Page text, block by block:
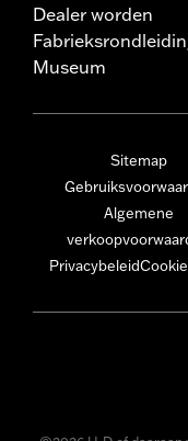
Dealer worden
Museum
Sitemap
Algemene
Privacybeleid